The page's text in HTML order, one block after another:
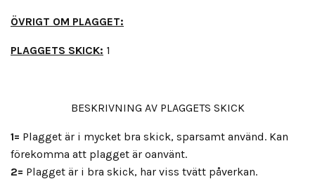
ÖVRIGT OM PLAGGET:
PLAGGETS SKICK: 1
BESKRIVNING AV PLAGGETS SKICK
1= Plagget är i mycket bra skick, sparsamt använd. Kan
förekomma att plagget är oanvänt.
2= Plagget är i bra skick, har viss tvätt påverkan.